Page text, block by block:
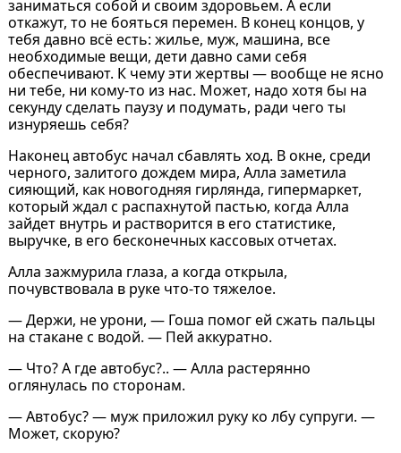
заниматься собой и своим здоровьем. А если
откажут, то не бояться перемен. В конец концов, у
тебя давно всё есть: жилье, муж, машина, все
необходимые вещи, дети давно сами себя
обеспечивают. К чему эти жертвы ― вообще не ясно
ни тебе, ни кому-то из нас. Может, надо хотя бы на
секунду сделать паузу и подумать, ради чего ты
изнуряешь себя?
Наконец автобус начал сбавлять ход. В окне, среди
черного, залитого дождем мира, Алла заметила
сияющий, как новогодняя гирлянда, гипермаркет,
который ждал с распахнутой пастью, когда Алла
зайдет внутрь и растворится в его статистике,
выручке, в его бесконечных кассовых отчетах.
Алла зажмурила глаза, а когда открыла,
почувствовала в руке что-то тяжелое.
— Держи, не урони, — Гоша помог ей сжать пальцы
на стакане с водой. — Пей аккуратно.
— Что? А где автобус?.. — Алла растерянно
оглянулась по сторонам.
— Автобус? — муж приложил руку ко лбу супруги. —
Может, скорую?